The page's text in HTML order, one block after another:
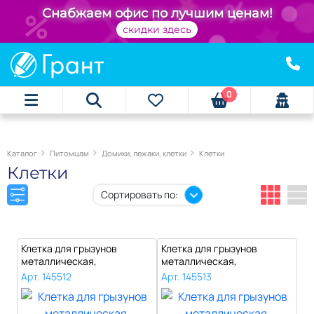
Снабжаем офис по лучшим ценам!
скидки здесь
0
Каталог Питомцам Домики, лежаки, клетки Клетки
Клетки
Сортировать по:
Клетка для грызунов
металлическая,
окрашенная, глубокий..
Арт. 145512
Клетка для грызунов
металлическая,
окрашенная, глубокий..
Арт. 145513